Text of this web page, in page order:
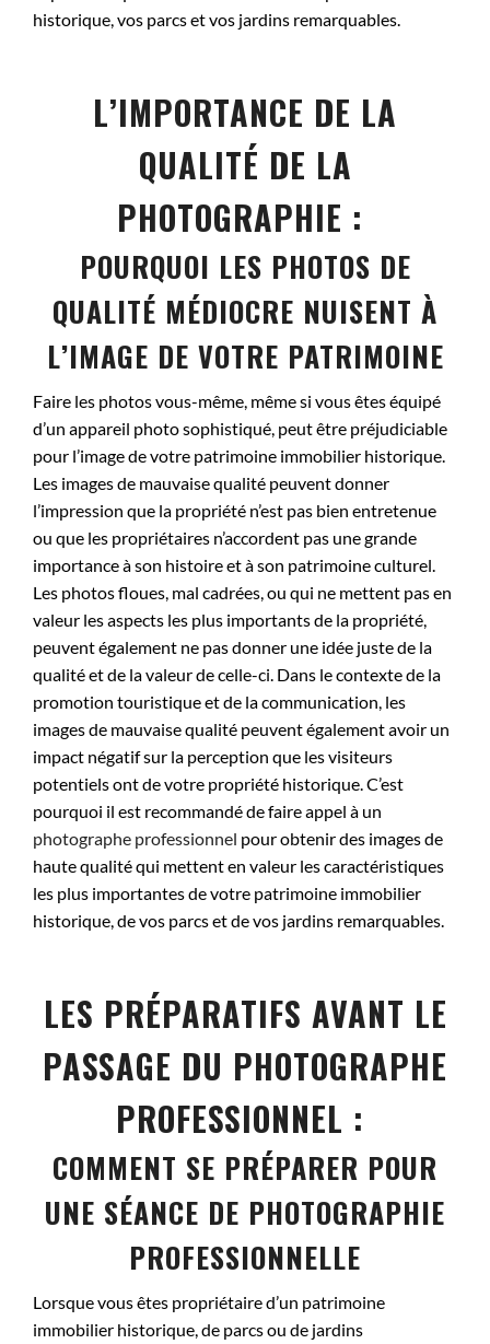
historique, vos parcs et vos jardins remarquables.
L’IMPORTANCE DE LA
QUALITÉ DE LA
PHOTOGRAPHIE :
POURQUOI LES PHOTOS DE
QUALITÉ MÉDIOCRE NUISENT À
L’IMAGE DE VOTRE PATRIMOINE
Faire les photos vous-même, même si vous êtes équipé
d’un appareil photo sophistiqué, peut être préjudiciable
pour l’image de votre patrimoine immobilier historique.
Les images de mauvaise qualité peuvent donner
l’impression que la propriété n’est pas bien entretenue
ou que les propriétaires n’accordent pas une grande
importance à son histoire et à son patrimoine culturel.
Les photos floues, mal cadrées, ou qui ne mettent pas en
valeur les aspects les plus importants de la propriété,
peuvent également ne pas donner une idée juste de la
qualité et de la valeur de celle-ci. Dans le contexte de la
promotion touristique et de la communication, les
images de mauvaise qualité peuvent également avoir un
impact négatif sur la perception que les visiteurs
potentiels ont de votre propriété historique. C’est
pourquoi il est recommandé de faire appel à un
photographe professionnel pour obtenir des images de
haute qualité qui mettent en valeur les caractéristiques
les plus importantes de votre patrimoine immobilier
historique, de vos parcs et de vos jardins remarquables.
LES PRÉPARATIFS AVANT LE
PASSAGE DU PHOTOGRAPHE
PROFESSIONNEL :
COMMENT SE PRÉPARER POUR
UNE SÉANCE DE PHOTOGRAPHIE
PROFESSIONNELLE
Lorsque vous êtes propriétaire d’un patrimoine
immobilier historique, de parcs ou de jardins